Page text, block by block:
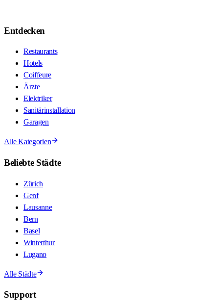
Entdecken
Restaurants
Hotels
Coiffeure
Ärzte
Elektriker
Sanitärinstallation
Garagen
Alle Kategorien
Beliebte Städte
Zürich
Genf
Lausanne
Bern
Basel
Winterthur
Lugano
Alle Städte
Support